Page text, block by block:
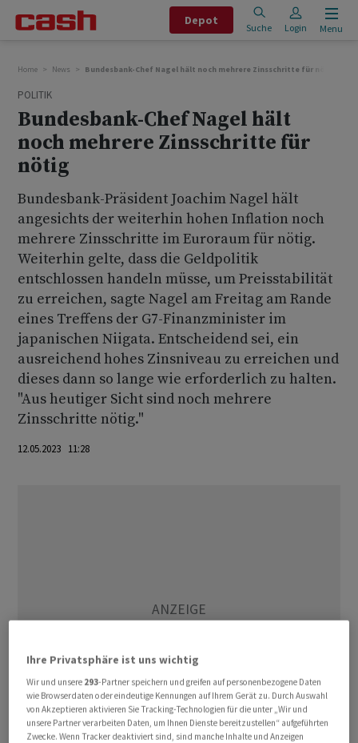
Depot
Suche Login Menu
Home News Bundesbank-Chef Nagel hält noch mehrere Zinsschritte für nötig
POLITIK
Bundesbank-Chef Nagel hält
noch mehrere Zinsschritte für
nötig
Bundesbank-Präsident Joachim Nagel hält
angesichts der weiterhin hohen Inflation noch
mehrere Zinsschritte im Euroraum für nötig.
Weiterhin gelte, dass die Geldpolitik
entschlossen handeln müsse, um Preisstabilität
zu erreichen, sagte Nagel am Freitag am Rande
eines Treffens der G7-Finanzminister im
japanischen Niigata. Entscheidend sei, ein
ausreichend hohes Zinsniveau zu erreichen und
dieses dann so lange wie erforderlich zu halten.
"Aus heutiger Sicht sind noch mehrere
Zinsschritte nötig."
12.05.2023 11:28
Ihre Privatsphäre ist uns wichtig
Wir und unsere 293-Partner speichern und greifen auf personenbezogene Daten
wie Browserdaten oder eindeutige Kennungen auf Ihrem Gerät zu. Durch Auswahl
von Akzeptieren aktivieren Sie Tracking-Technologien für die unter „Wir und
unsere Partner verarbeiten Daten, um Ihnen Dienste bereitzustellen“ aufgeführten
Zwecke. Wenn Tracker deaktiviert sind, sind manche Inhalte und Anzeigen